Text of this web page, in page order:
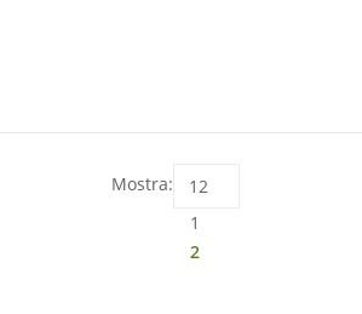
Mostra:
1
2